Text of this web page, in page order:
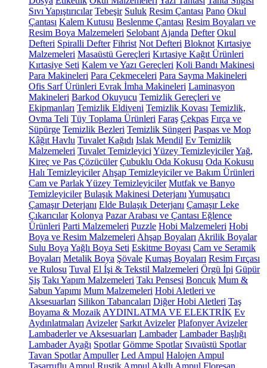
Sıvı Yapıştırıcılar Tebeşir Suluk Resim Çantası Pano Okul
Çantası Kalem Kutusu Beslenme Çantası Resim Boyaları ve
Resim Boya Malzemeleri Selobant Ajanda Defter Okul
Defteri Spiralli Defter Fihrist Not Defteri Bloknot Kırtasiye
Malzemeleri Masaüstü Gereçleri Kırtasiye Kağıt Ürünleri
Kırtasiye Seti Kalem ve Yazı Gereçleri Koli Bandı Makinesi
Para Makineleri Para Çekmeceleri Para Sayma Makineleri
Ofis Sarf Ürünleri Evrak İmha Makineleri Laminasyon
Makineleri Barkod Okuyucu Temizlik Gereçleri ve
Ekipmanları Temizlik Eldiveni Temizlik Kovası Temizlik,
Ovma Teli Tüy Toplama Ürünleri Faraş Çekpas Fırça ve
Süpürge Temizlik Bezleri Temizlik Süngeri Paspas ve Mop
Kâğıt Havlu Tuvalet Kağıdı Islak Mendil Ev Temizlik
Malzemeleri Tuvalet Temizleyici Yüzey TemizleyicilerYağ,
Kireç ve Pas Çözücüler Çubuklu Oda Kokusu Oda Kokusu
Halı Temizleyiciler Ahşap Temizleyiciler ve Bakım Ürünleri
Cam ve Parlak Yüzey Temizleyiciler Mutfak ve Banyo
Temizleyiciler Bulaşık Makinesi Deterjanı Yumuşatıcı
Çamaşır Deterjanı Elde Bulaşık Deterjanı Çamaşır Leke
Çıkarıcılar Kolonya Pazar Arabası ve Çantası Eğlence
Ürünleri Parti Malzemeleri Puzzle Hobi Malzemeleri Hobi
Boya ve Resim Malzemeleri Ahşap Boyaları Akrilik Boyalar
Sulu Boya Yağlı Boya Seti Eskitme Boyası Cam ve Seramik
Boyaları Metalik Boya Şövale Kumaş Boyaları Resim Fırçası
ve Rulosu Tuval El İşi & Tekstil Malzemeleri Örgü İpi Güpür
Şiş Takı Yapım Malzemeleri Takı Pensesi Boncuk Mum &
Sabun Yapımı Mum Malzemeleri Hobi Aletleri ve
Aksesuarları Silikon Tabancaları Diğer Hobi Aletleri Taş
Boyama & Mozaik AYDINLATMA VE ELEKTRİK Ev
Aydınlatmaları Avizeler Sarkıt Avizeler Plafonyer Avizeler
Lambaderler ve Aksesuarları Lambader Lambader Başlığı
Lambader Ayağı Spotlar Gömme Spotlar Sıvaüstü Spotlar
Tavan Spotlar Ampuller Led Ampul Halojen Ampul
Tasarruflu Ampul Rustik Ampul Akıllı Ampul Floresan